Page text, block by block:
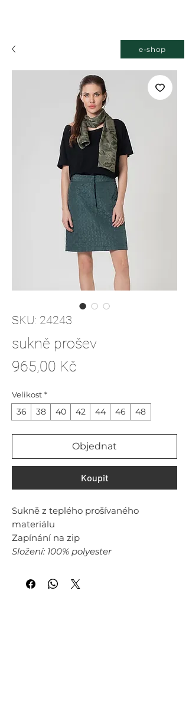
SKU: 24243
sukně prošev
965,00 Kč
Velikost *
36 38 40 42 44 46 48
Objednat
Koupit
Sukně z teplého prošívaného
materiálu
Zapínání na zip
Složení: 100% polyester
e-shop